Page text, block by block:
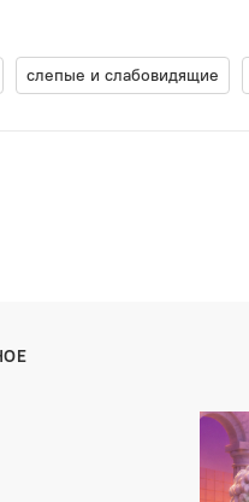
слепые и слабовидящие